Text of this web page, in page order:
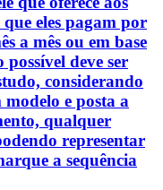
eles pagam por
a mês ou em base
deve ser
considerando
e posta a
qualquer
representar
a sequência